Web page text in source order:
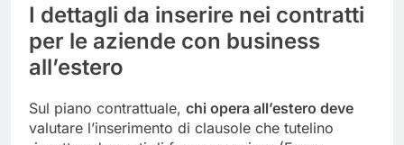
I dettagli da inserire nei contratti
per le aziende con business
all’estero
Sul piano contrattuale, chi opera all’estero deve
valutare l’inserimento di clausole che tutelino